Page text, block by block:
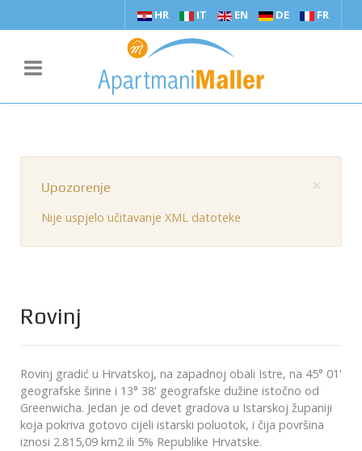
HR IT EN DE FR
×
Upozorenje
Nije uspjelo učitavanje XML datoteke
Rovinj
Rovinj gradić u Hrvatskoj, na zapadnoj obali Istre, na 45° 01'
geografske širine i 13° 38' geografske dužine istočno od
Greenwicha. Jedan je od devet gradova u Istarskoj županiji
koja pokriva gotovo cijeli istarski poluotok, i čija površina
iznosi 2.815,09 km2 ili 5% Republike Hrvatske.